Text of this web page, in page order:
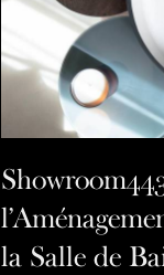
la Salle de